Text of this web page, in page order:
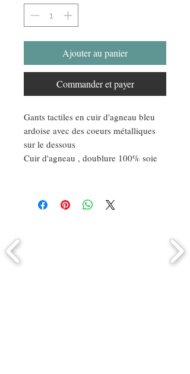
Ajouter au panier
Commander et payer
Gants tactiles en cuir d'agneau bleu
ardoise avec des coeurs métalliques
sur le dessous
Cuir d'agneau , doublure 100% soie